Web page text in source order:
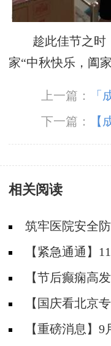
趁此佳节之时
家“中秋快乐，阖
上一篇：
「
康日，关注脑
下一篇：
【
击疫情 ！成都神
相关阅读
筑牢医院安全
防安全培训纪实
【紧急通通】
神经内科胡颖教授
【节后癫痫高
院陈葵博士免费会
题！
【国庆看北京
天坛&首钢医院两
【重磅消息】